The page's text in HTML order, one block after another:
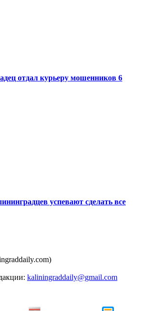
отдал курьеру мошенников 6
успевают сделать все
kaliningraddaily@gmail.com